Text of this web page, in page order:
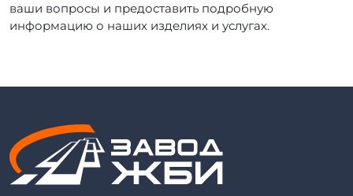
ваши вопросы и предоставить подробную
информацию о наших изделиях и услугах.